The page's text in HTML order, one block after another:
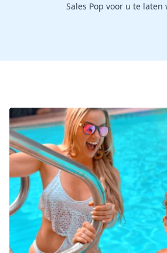
Sales Pop voor u te laten